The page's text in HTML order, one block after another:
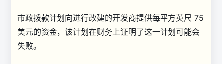
市政拨款计划向进行改建的开发商提供每平方英尺 75
美元的资金，该计划在财务上证明了这一计划可能会
失败。